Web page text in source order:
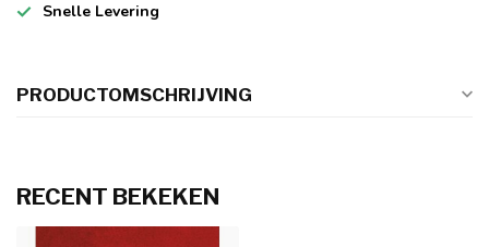
Snelle Levering
PRODUCTOMSCHRIJVING
RECENT BEKEKEN